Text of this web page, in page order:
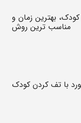
بهترین زمان و
مناسب ترین روش
با تف کردن کودک